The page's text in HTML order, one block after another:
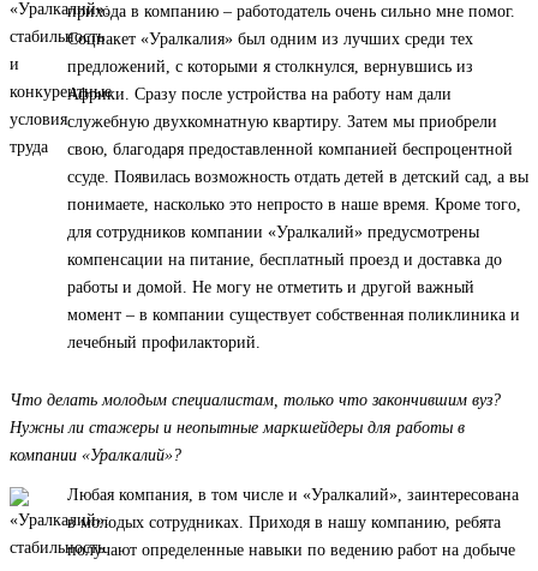
прихода в компанию – работодатель очень сильно мне помог.
Соцпакет «Уралкалия» был одним из лучших среди тех
предложений, с которыми я столкнулся, вернувшись из
Африки. Сразу после устройства на работу нам дали
служебную двухкомнатную квартиру. Затем мы приобрели
свою, благодаря предоставленной компанией беспроцентной
ссуде. Появилась возможность отдать детей в детский сад, а вы
понимаете, насколько это непросто в наше время. Кроме того,
для сотрудников компании «Уралкалий» предусмотрены
компенсации на питание, бесплатный проезд и доставка до
работы и домой. Не могу не отметить и другой важный
момент – в компании существует собственная поликлиника и
лечебный профилакторий.
Что делать молодым специалистам, только что закончившим вуз?
Нужны ли стажеры и неопытные маркшейдеры для работы в
компании «Уралкалий»?
Любая компания, в том числе и «Уралкалий», заинтересована
в молодых сотрудниках. Приходя в нашу компанию, ребята
получают определенные навыки по ведению работ на добыче